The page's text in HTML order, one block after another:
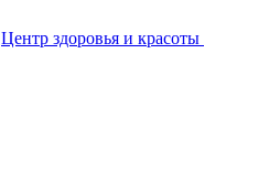
Центр здоровья и красоты